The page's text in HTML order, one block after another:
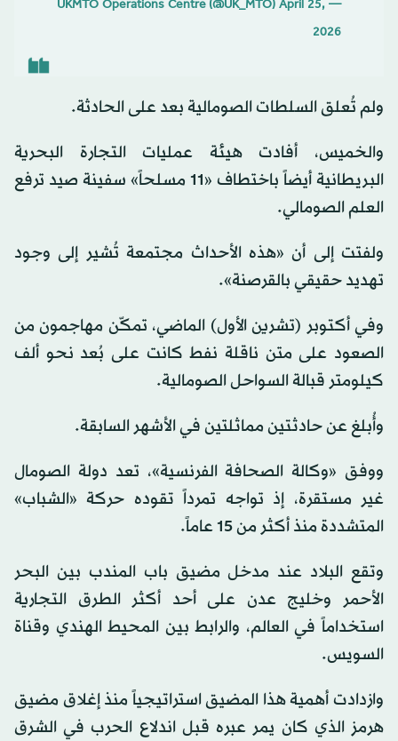
— UKMTO Operations Centre (@UK_MTO)
April 25,
2026
ولم تُعلق السلطات الصومالية بعد على الحادثة.
والخميس، أفادت هيئة عمليات التجارة البحرية
البريطانية أيضاً باختطاف «11 مسلحاً» سفينة صيد ترفع
العلم الصومالي.
ولفتت إلى أن «هذه الأحداث مجتمعة تُشير إلى وجود
تهديد حقيقي بالقرصنة».
وفي أكتوبر (تشرين الأول) الماضي، تمكّن مهاجمون من
الصعود على متن ناقلة نفط كانت على بُعد نحو ألف
كيلومتر قبالة السواحل الصومالية.
وأُبلغ عن حادثتين مماثلتين في الأشهر السابقة.
ووفق «وكالة الصحافة الفرنسية»، تعد دولة الصومال
غير مستقرة، إذ تواجه تمرداً تقوده حركة «الشباب»
المتشددة منذ أكثر من 15 عاماً.
وتقع البلاد عند مدخل مضيق باب المندب بين البحر
الأحمر وخليج عدن على أحد أكثر الطرق التجارية
استخداماً في العالم، والرابط بين المحيط الهندي وقناة
السويس.
وازدادت أهمية هذا المضيق استراتيجياً منذ إغلاق مضيق
هرمز الذي كان يمر عبره قبل اندلاع الحرب في الشرق